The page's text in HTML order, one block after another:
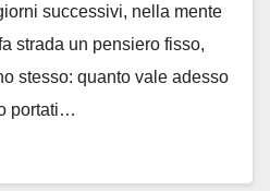
successivi, nella mente
strada un pensiero fisso,
stesso: quanto vale adesso
portati…